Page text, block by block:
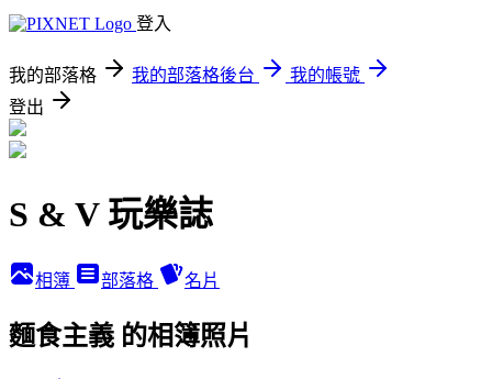
登入
我的部落格 我的部落格後台
我的帳號
登出
S & V 玩樂誌
相簿 部落格 名片
麵食主義 的相簿照片